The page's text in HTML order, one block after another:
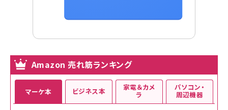
Amazon 売れ筋ランキング
マーケ本 ビジネス本 家電＆カメ
ラ
パソコン・
周辺機器